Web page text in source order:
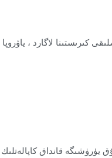
كىرىستىنا لاگارد ،
يۈرۈشىگە قانداق